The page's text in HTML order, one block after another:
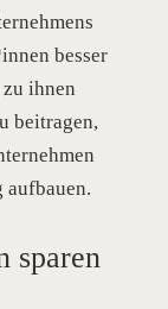
besser
ihnen
beitragen,
sparen